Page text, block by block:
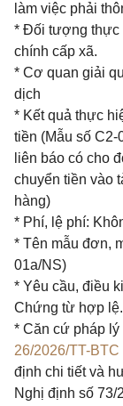
làm việc phải
* Đối tượng thực
chính cấp xã.
* Cơ quan giải
dịch
* Kết quả thực
tiền (Mẫu số
liên báo có cho
chuyển tiền vào
hàng)
* Phí, lệ phí:
* Tên mẫu đơn,
01a/NS)
* Yêu cầu, điều
Chứng từ hợp lệ.
* Căn cứ pháp lý
26/2026/TT-BTC
định chi tiết và
Nghị định số